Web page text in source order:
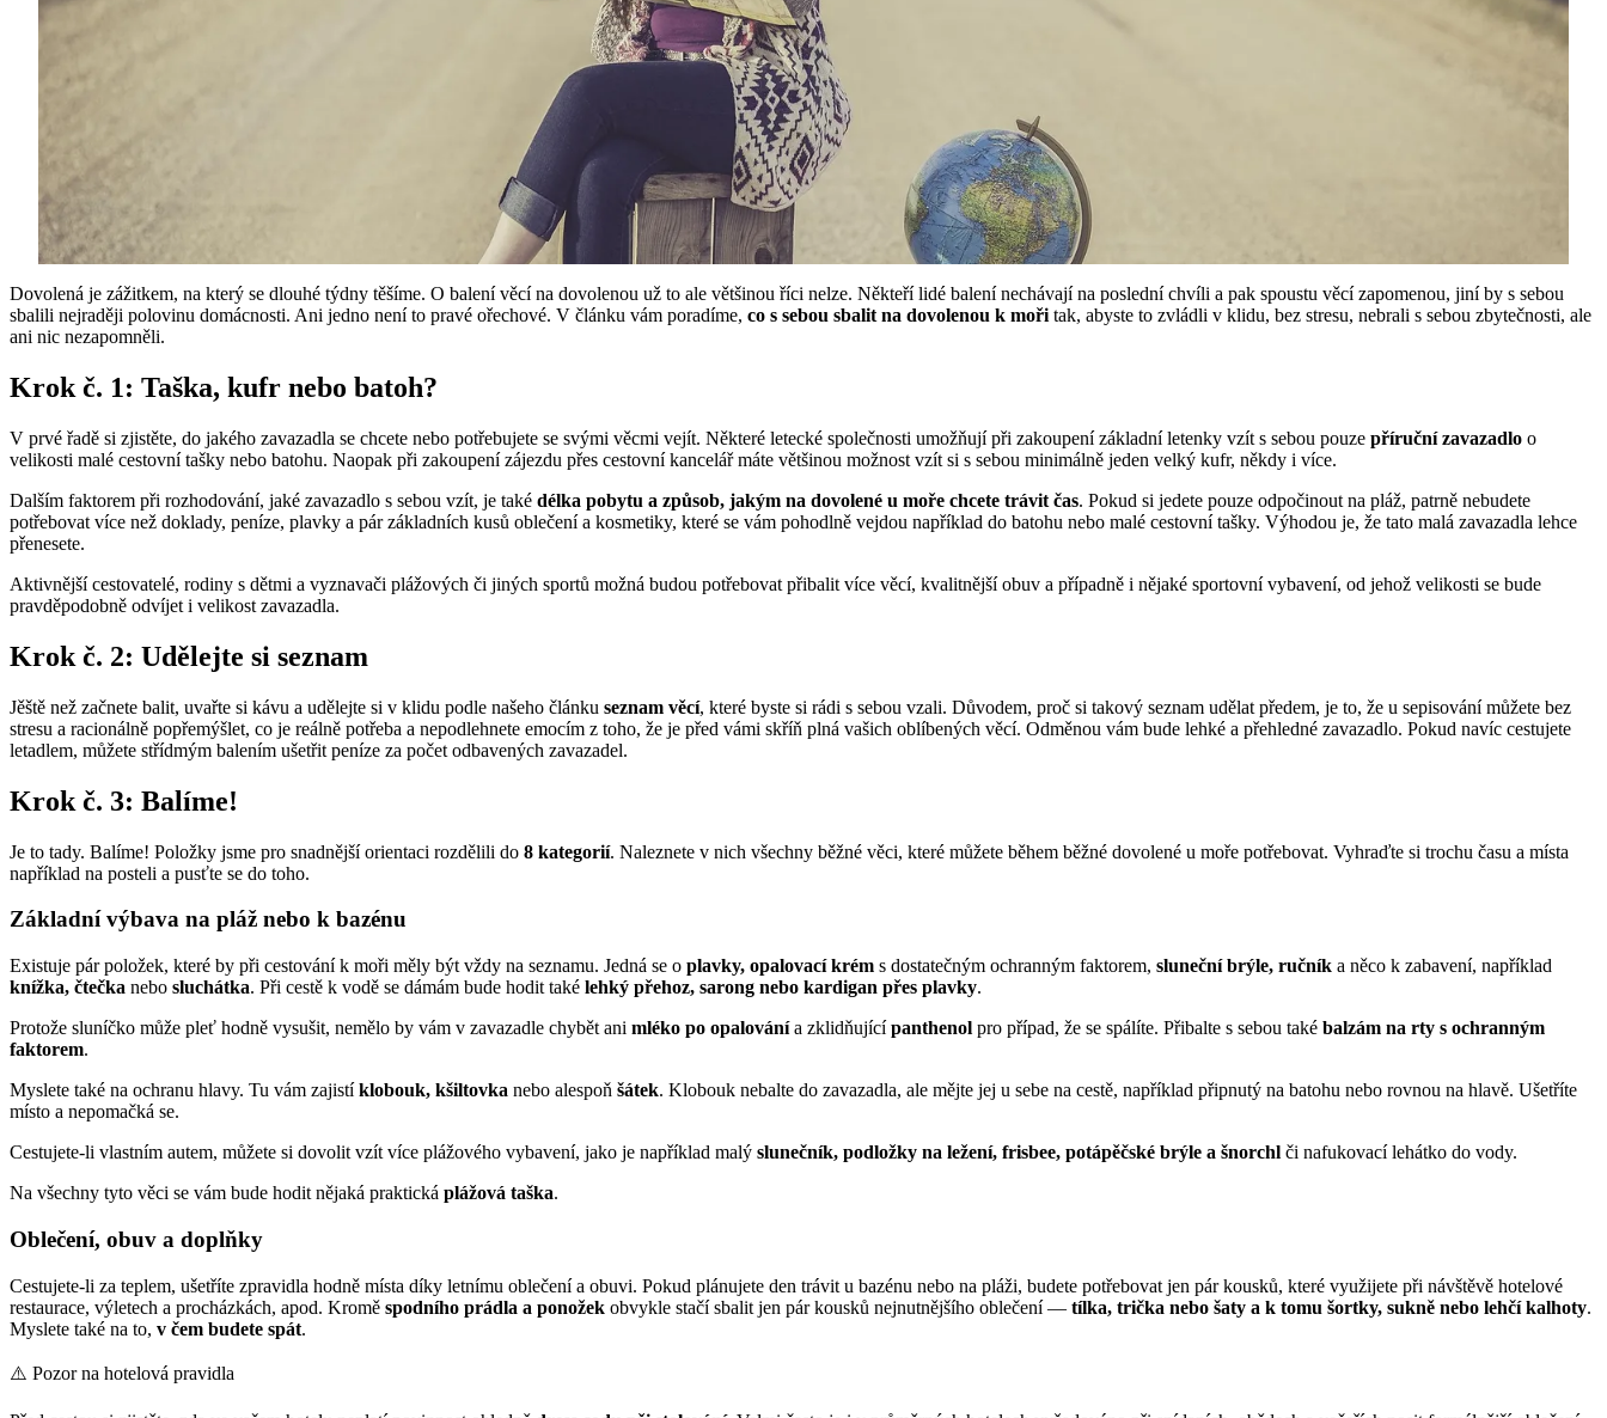
Dovolená je zážitkem, na který se dlouhé týdny těšíme. O balení věcí na dovolenou už to ale většinou říci nelze. Někteří lidé balení nechávají na poslední chvíli a pak spoustu věcí zapomenou, jiní by s sebou
sbalili nejraději polovinu domácnosti. Ani jedno není to pravé ořechové. V článku vám poradíme, co s sebou sbalit na dovolenou k moři tak, abyste to zvládli v klidu, bez stresu, nebrali s sebou zbytečnosti, ale
ani nic nezapomněli.
Krok č. 1: Taška, kufr nebo batoh?
V prvé řadě si zjistěte, do jakého zavazadla se chcete nebo potřebujete se svými věcmi vejít. Některé letecké společnosti umožňují při zakoupení základní letenky vzít s sebou pouze příruční zavazadlo o
velikosti malé cestovní tašky nebo batohu. Naopak při zakoupení zájezdu přes cestovní kancelář máte většinou možnost vzít si s sebou minimálně jeden velký kufr, někdy i více.
Dalším faktorem při rozhodování, jaké zavazadlo s sebou vzít, je také délka pobytu a způsob, jakým na dovolené u moře chcete trávit čas. Pokud si jedete pouze odpočinout na pláž, patrně nebudete
potřebovat více než doklady, peníze, plavky a pár základních kusů oblečení a kosmetiky, které se vám pohodlně vejdou například do batohu nebo malé cestovní tašky. Výhodou je, že tato malá zavazadla lehce
přenesete.
Aktivnější cestovatelé, rodiny s dětmi a vyznavači plážových či jiných sportů možná budou potřebovat přibalit více věcí, kvalitnější obuv a případně i nějaké sportovní vybavení, od jehož velikosti se bude
pravděpodobně odvíjet i velikost zavazadla.
Krok č. 2: Udělejte si seznam
Jěště než začnete balit, uvařte si kávu a udělejte si v klidu podle našeho článku seznam věcí, které byste si rádi s sebou vzali. Důvodem, proč si takový seznam udělat předem, je to, že u sepisování můžete bez
stresu a racionálně popřemýšlet, co je reálně potřeba a nepodlehnete emocím z toho, že je před vámi skříň plná vašich oblíbených věcí. Odměnou vám bude lehké a přehledné zavazadlo. Pokud navíc cestujete
letadlem, můžete střídmým balením ušetřit peníze za počet odbavených zavazadel.
Krok č. 3: Balíme!
Je to tady. Balíme! Položky jsme pro snadnější orientaci rozdělili do 8 kategorií. Naleznete v nich všechny běžné věci, které můžete během běžné dovolené u moře potřebovat. Vyhraďte si trochu času a místa
například na posteli a pusťte se do toho.
Základní výbava na pláž nebo k bazénu
Existuje pár položek, které by při cestování k moři měly být vždy na seznamu. Jedná se o plavky, opalovací krém s dostatečným ochranným faktorem, sluneční brýle, ručník a něco k zabavení, například
knížka, čtečka nebo sluchátka. Při cestě k vodě se dámám bude hodit také lehký přehoz, sarong nebo kardigan přes plavky.
Protože sluníčko může pleť hodně vysušit, nemělo by vám v zavazadle chybět ani mléko po opalovánía zklidňujícípanthenol pro případ, že se spálíte. Přibalte s sebou také balzám na rty s ochranným
faktorem.
Myslete také na ochranu hlavy. Tu vám zajistíklobouk, kšiltovka nebo alespoň šátek. Klobouk nebalte do zavazadla, ale mějte jej u sebe na cestě, například připnutý na batohu nebo rovnou na hlavě. Ušetříte
místo a nepomačká se.
Cestujete-li vlastním autem, můžete si dovolit vzít více plážového vybavení, jako je například malý slunečník, podložky na ležení, frisbee, potápěčské brýle a šnorchl či nafukovací lehátko do vody.
Na všechny tyto věci se vám bude hodit nějaká praktická plážová taška.
Oblečení, obuv a doplňky
Cestujete-li za teplem, ušetříte zpravidla hodně místa díky letnímu oblečení a obuvi. Pokud plánujete den trávit u bazénu nebo na pláži, budete potřebovat jen pár kousků, které využijete při návštěvě hotelové
restaurace, výletech a procházkách, apod. Kromě spodního prádla a ponožek obvykle stačí sbalit jen pár kousků nejnutnějšího oblečení — tílka, trička nebo šaty a k tomu šortky, sukně nebo lehčí kalhoty.
Myslete také na to, v čem budete spát.
⚠️ Pozor na hotelová pravidla